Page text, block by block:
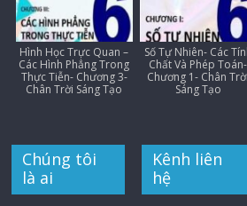
Hình Học Trực Quan –
Các Hình Phẳng Trong
Thực Tiễn- Chương 3-
Chân Trời Sáng Tạo
Số Tự Nhiên- Các
Chất Và Phép Toán-
Chương 1- Chân Trời
Sáng Tạo
Chúng tôi
là ai
Kênh liên
hệ